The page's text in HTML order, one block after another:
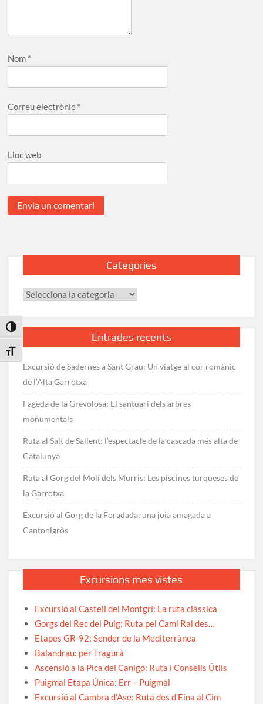
Toggle High Contrast
Toggle Font size
Nom *
Correu electrònic *
Lloc web
Categories
Categories
Entrades recents
Excursió de Sadernes a Sant Grau: Un viatge al cor romànic
de l’Alta Garrotxa
Fageda de la Grevolosa: El santuari dels arbres
monumentals
Ruta al Salt de Sallent: l’espectacle de la cascada més alta de
Catalunya
Ruta al Gorg del Molí dels Murris: Les piscines turqueses de
la Garrotxa
Excursió al Gorg de la Foradada: una joia amagada a
Cantonigròs
Excursions mes vistes
Excursió al Castell del Montgrí: La ruta clàssica
Gorgs del Rec del Puig: Ruta pel Camí Ral des…
Etapes GR-92: Sender de la Mediterrànea
Balandrau: per Tragurà
Ascensió a la Pica del Canigó: Ruta i Consells Útils
Puigmal Etapa Única: Err – Puigmal
Excursió al Cambra d’Ase: Ruta des d’Eina al Cim